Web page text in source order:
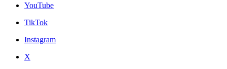
YouTube
TikTok
Instagram
X